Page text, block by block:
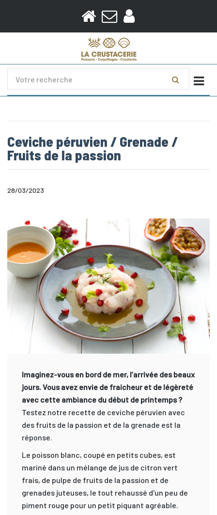
Ceviche péruvien / Grenade /
Fruits de la passion
28/03/2023
Imaginez-vous en bord de mer, l’arrivée des beaux
jours. Vous avez envie de fraicheur et de légèreté
avec cette ambiance du début de printemps ?
Testez notre recette de ceviche péruvien avec
des fruits de la passion et de la grenade est la
réponse.
Le poisson blanc, coupé en petits cubes, est
mariné dans un mélange de jus de citron vert
frais, de pulpe de fruits de la passion et de
grenades juteuses, le tout rehaussé d'un peu de
piment rouge pour un petit piquant agréable.